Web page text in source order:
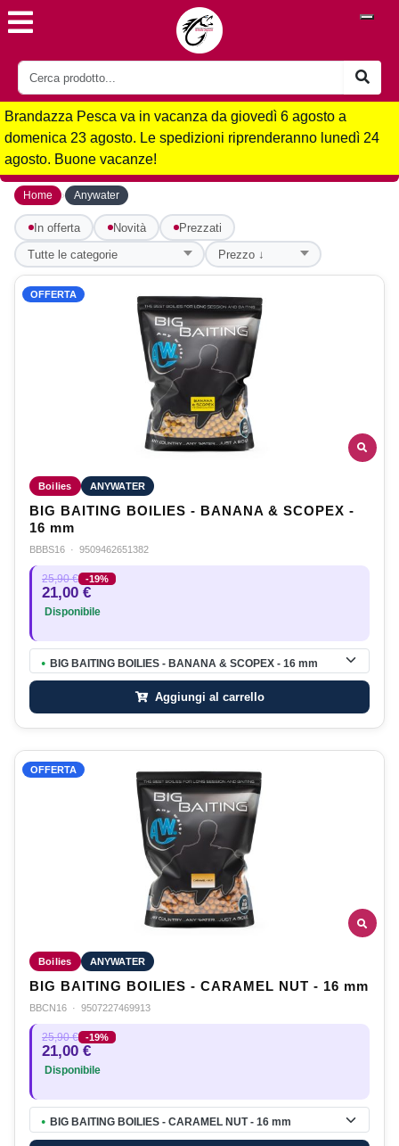
Brandazza Pesca va in vacanza da giovedì 6 agosto a
domenica 23 agosto. Le spedizioni riprenderanno lunedì 24
agosto. Buone vacanze!
Home › Anywater
In offerta Novità Prezzati
OFFERTA
Boilies ANYWATER
BIG BAITING BOILIES - BANANA & SCOPEX -
16 mm
BBBS16 · 9509462651382
25,90 € -19%
21,00 €
Disponibile
● BIG BAITING BOILIES - BANANA & SCOPEX - 16 mm
Aggiungi al carrello
OFFERTA
Boilies ANYWATER
BIG BAITING BOILIES - CARAMEL NUT - 16 mm
BBCN16 · 9507227469913
25,90 € -19%
21,00 €
Disponibile
● BIG BAITING BOILIES - CARAMEL NUT - 16 mm